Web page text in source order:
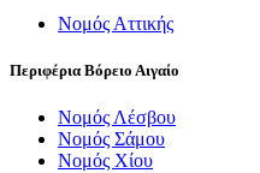
Νομός Αττικής
Περιφέρια Βόρειο Αιγαίο
Νομός Λέσβου
Νομός Σάμου
Νομός Χίου